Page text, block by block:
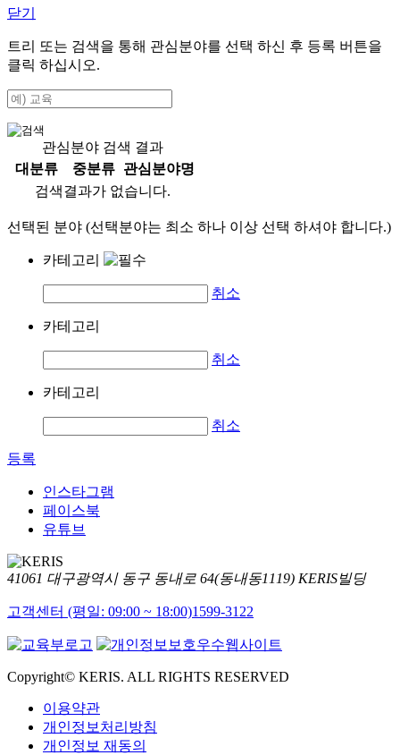
닫기
트리 또는 검색을 통해 관심분야를 선택 하신 후 등록 버튼을
클릭 하십시오.
관심분야 검색 결과
대분류
중분류
관심분야명
검색결과가 없습니다.
선택된 분야 (선택분야는 최소 하나 이상 선택 하셔야 합니다.)
카테고리
취소
카테고리
취소
카테고리
취소
등록
인스타그램
페이스북
유튜브
41061 대구광역시 동구 동내로 64(동내동1119) KERIS빌딩
고객센터 (평일: 09:00 ~ 18:00)1599-3122
Copyright© KERIS. ALL RIGHTS RESERVED
이용약관
개인정보처리방침
개인정보 재동의